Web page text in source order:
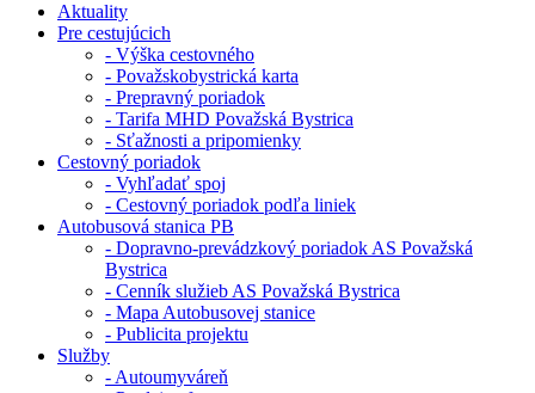
Aktuality
Pre cestujúcich
- Výška cestovného
- Považskobystrická karta
- Prepravný poriadok
- Tarifa MHD Považská Bystrica
- Sťažnosti a pripomienky
Cestovný poriadok
- Vyhľadať spoj
- Cestovný poriadok podľa liniek
Autobusová stanica PB
- Dopravno-prevádzkový poriadok AS Považská
Bystrica
- Cenník služieb AS Považská Bystrica
- Mapa Autobusovej stanice
- Publicita projektu
Služby
- Autoumyváreň